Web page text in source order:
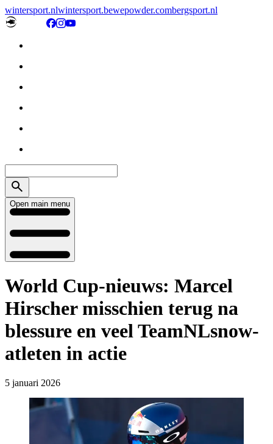
wintersport.nlwintersport.bewepowder.combergsport.nl
Open main menu
World Cup-nieuws: Marcel
Hirscher misschien terug na
blessure en veel TeamNLsnow-
atleten in actie
5 januari 2026